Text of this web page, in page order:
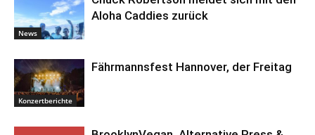
News
Aloha Caddies zurück
Konzertberichte
Fährmannsfest Hannover, der Freitag